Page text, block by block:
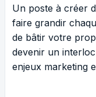
Un poste à créer
faire grandir
de bâtir votre
devenir un
enjeux marketing